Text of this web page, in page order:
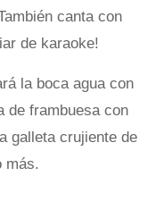
canta con
de karaoke!
la boca agua con
de frambuesa con
galleta crujiente de
más.